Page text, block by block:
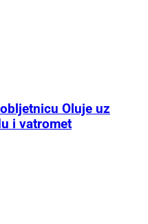
Oluje uz
i vatromet